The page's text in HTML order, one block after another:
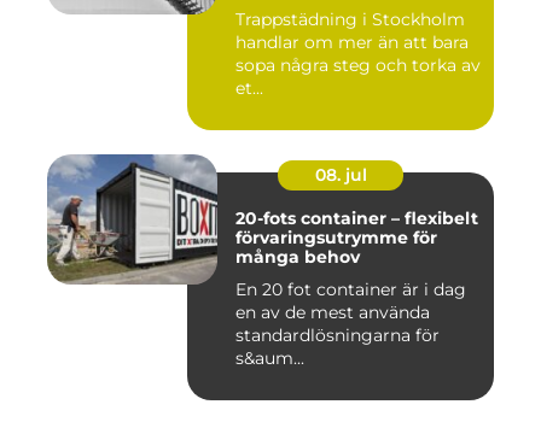
Trappstädning i Stockholm
handlar om mer än att bara
sopa några steg och torka av
et...
08. jul
20-fots container – flexibelt
förvaringsutrymme för
många behov
En 20 fot container är i dag
en av de mest använda
standardlösningarna för
s&aum...